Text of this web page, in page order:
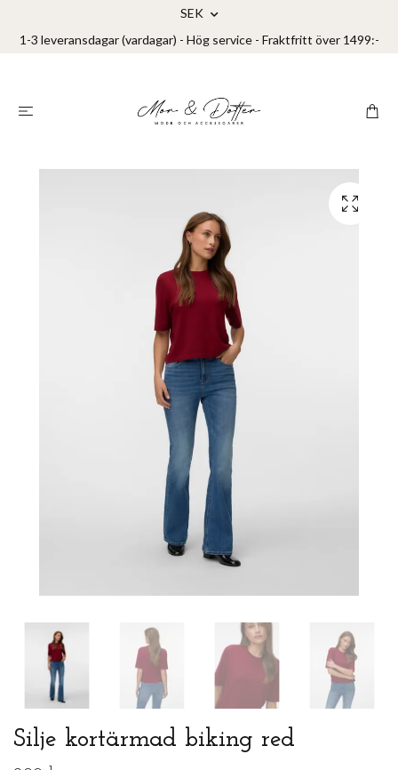
SEK
1-3 leveransdagar (vardagar) - Hög service - Fraktfritt över 1499:-
Silje kortärmad biking red